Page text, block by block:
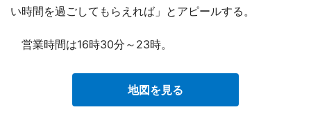
い時間を過ごしてもらえれば」とアピールする。
営業時間は16時30分～23時。
地図を見る